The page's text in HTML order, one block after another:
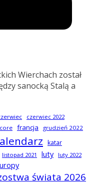
Wierchach został
sanocką Stalą a
czerwiec 2022
francja grudzień 2022
katar
listopad 2021 luty
luty 2022
świata 2026